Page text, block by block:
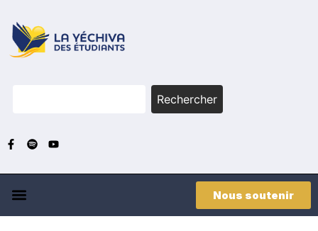
Rechercher
Nous soutenir